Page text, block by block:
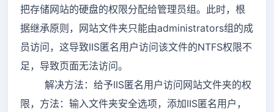
把存储网站的硬盘的权限分配给管理员组。此时，根
据继承原则，网站文件夹只能由administrators组的成
员访问，这导致IIS匿名用户访问该文件的NTFS权限不
足，导致页面无法访问。
解决方法：给予IIS匿名用户访问网站文件夹的权
限，方法：输入文件夹安全选项，添加IIS匿名用户，